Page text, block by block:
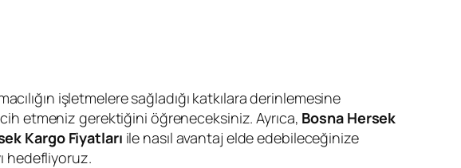
işletmelere sağladığı katkılara derinlemesine
etmeniz gerektiğini öğreneceksiniz. Ayrıca, Bosna Hersek
Kargo Fiyatları ile nasıl avantaj elde edebileceğinize
hedefliyoruz.